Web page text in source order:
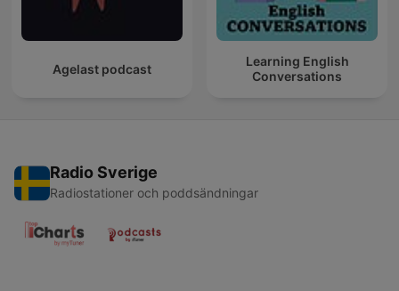
Agelast podcast
Learning English
Conversations
Radio Sverige
Radiostationer och poddsändningar